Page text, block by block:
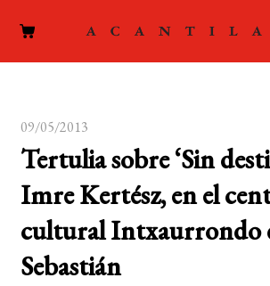
ACTUALIDAD
09/05/2013
Tertulia sobre ‘Sin
Imre Kertész, en el
cultural Intxaurrondo
Sebastián